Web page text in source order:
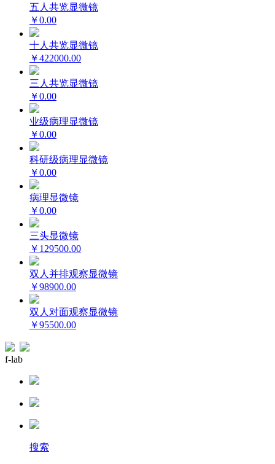
五人共览显微镜
￥0.00
十人共览显微镜
￥422000.00
三人共览显微镜
￥0.00
业级病理显微镜
￥0.00
科研级病理显微镜
￥0.00
病理显微镜
￥0.00
三头显微镜
￥129500.00
双人并排观察显微镜
￥98900.00
双人对面观察显微镜
￥95500.00
f-lab
搜索